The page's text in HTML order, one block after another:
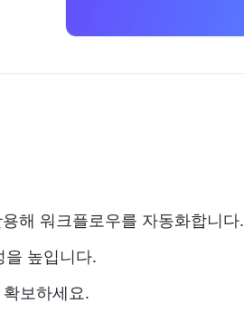
해 워크플로우를 자동화합니다.
높입니다.
보하세요.